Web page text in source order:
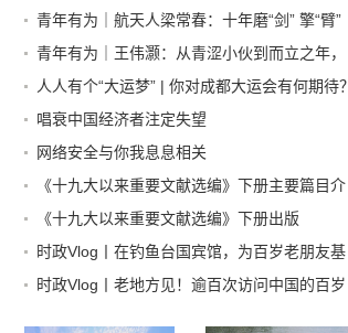
动、医疗全守护
青年有为｜航天人梁常春：十年磨“剑” 擎“臂”
太空
青年有为｜王伟灏：从青涩小伙到而立之年，
他带领乡亲们金银花里“摘金银”
人人有个“大运梦” | 你对成都大运会有何期待？
唱衰中国经济者注定失望
网络安全与你我息息相关
《十九大以来重要文献选编》下册主要篇目介
《十九大以来重要文献选编》下册出版
时政Vlog丨在钓鱼台国宾馆，为百岁老朋友基
辛格准备一场午宴
时政Vlog丨老地方见！逾百次访问中国的百岁